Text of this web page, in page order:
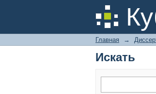
Искать
Главная →
Искать